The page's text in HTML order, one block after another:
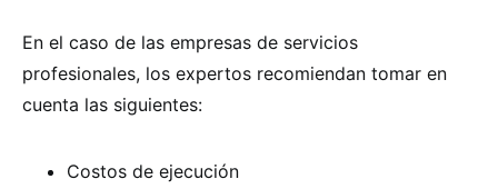
En el caso de las empresas de servicios
profesionales, los expertos recomiendan tomar en
cuenta las siguientes:
Costos de ejecución